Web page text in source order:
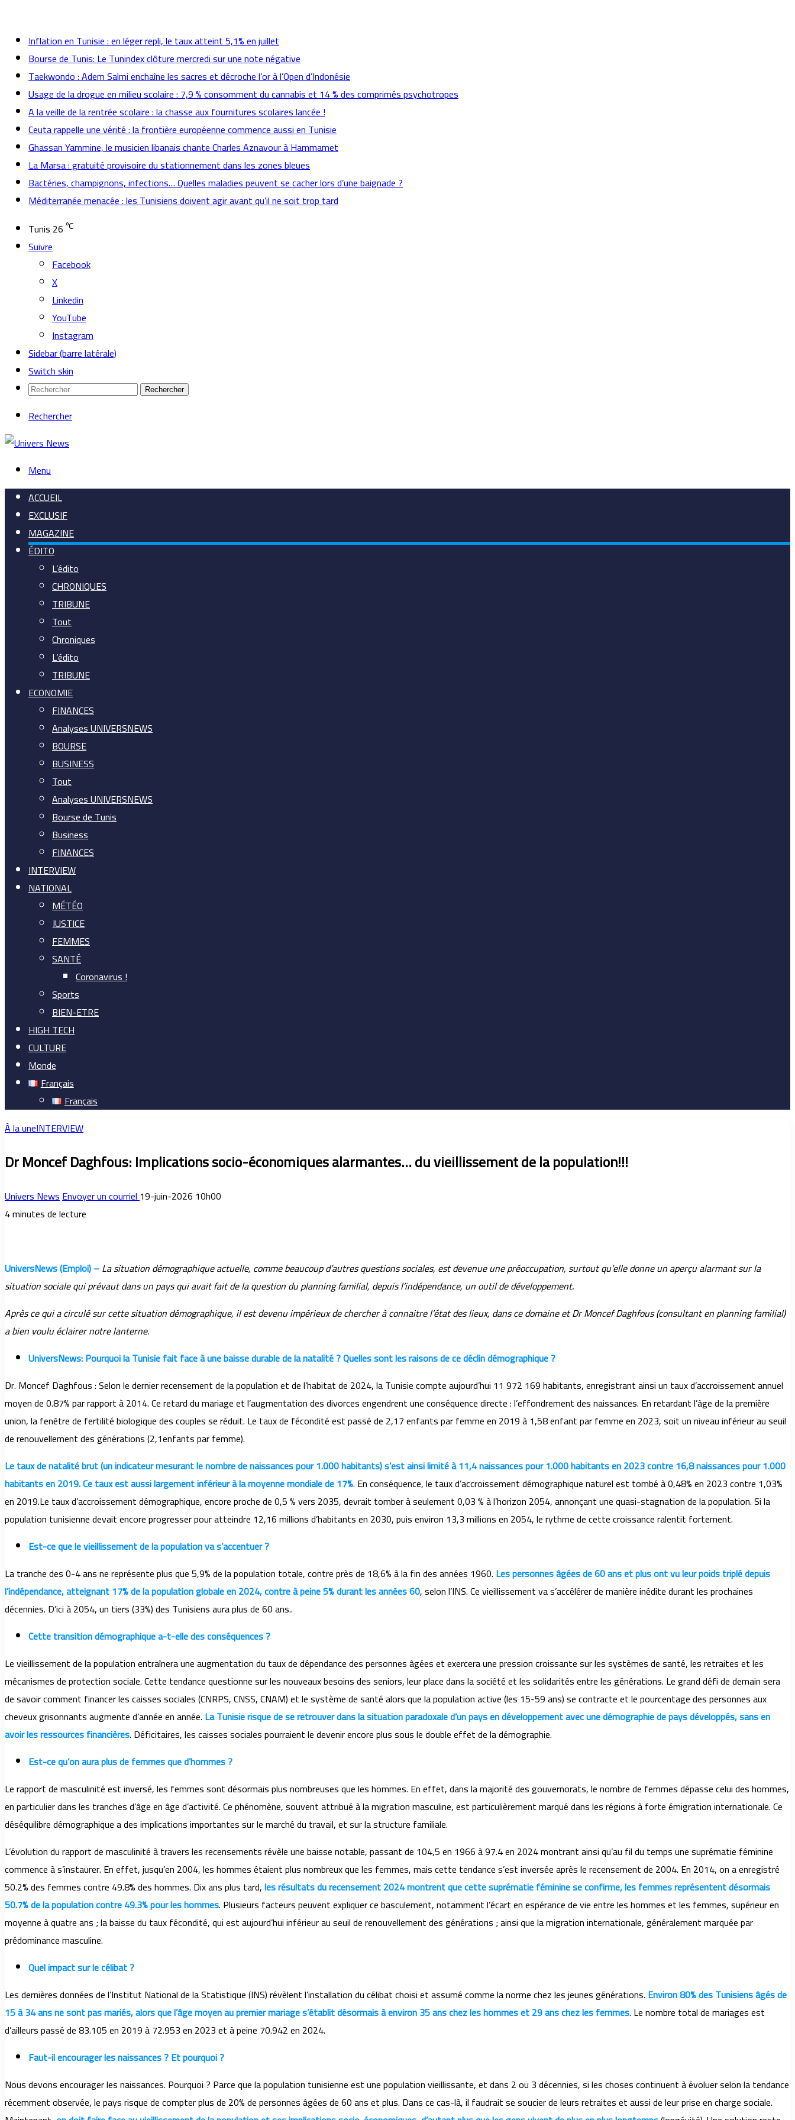
Inflation en Tunisie : en léger repli, le taux atteint 5,1% en juillet
Bourse de Tunis: Le Tunindex clôture mercredi sur une note négative
Taekwondo : Adem Salmi enchaîne les sacres et décroche l’or à l’Open d’Indonésie
Usage de la drogue en milieu scolaire : 7,9 % consomment du cannabis et 14 % des comprimés psychotropes
A la veille de la rentrée scolaire : la chasse aux fournitures scolaires lancée !
Ceuta rappelle une vérité : la frontière européenne commence aussi en Tunisie
Ghassan Yammine, le musicien libanais chante Charles Aznavour à Hammamet
La Marsa : gratuité provisoire du stationnement dans les zones bleues
Bactéries, champignons, infections… Quelles maladies peuvent se cacher lors d’une baignade ?
Méditerranée menacée : les Tunisiens doivent agir avant qu’il ne soit trop tard
Tunis 26 ℃
Suivre
Facebook
X
Linkedin
YouTube
Instagram
Sidebar (barre latérale)
Switch skin
Rechercher
Rechercher
Menu
ACCUEIL
EXCLUSIF
MAGAZINE
ÉDITO
L’édito
CHRONIQUES
TRIBUNE
Tout
Chroniques
L’édito
TRIBUNE
ECONOMIE
FINANCES
Analyses UNIVERSNEWS
BOURSE
BUSINESS
Tout
Analyses UNIVERSNEWS
Bourse de Tunis
Business
FINANCES
INTERVIEW
NATIONAL
MÉTÉO
JUSTICE
FEMMES
SANTÉ
Coronavirus !
Sports
BIEN-ETRE
HIGH TECH
CULTURE
Monde
Français
Français
À la uneINTERVIEW
Dr Moncef Daghfous: Implications socio-économiques alarmantes… du vieillissement de la population!!!
Univers NewsEnvoyer un courriel19-juin-2026 10h00
4 minutes de lecture
UniversNews (Emploi) –La situation démographique actuelle, comme beaucoup d’autres questions sociales, est devenue une préoccupation, surtout qu’elle donne un aperçu alarmant sur la
situation sociale qui prévaut dans un pays qui avait fait de la question du planning familial, depuis l’indépendance, un outil de développement.
Après ce qui a circulé sur cette situation démographique, il est devenu impérieux de chercher à connaitre l’état des lieux, dans ce domaine et Dr Moncef Daghfous (consultant en planning familial)
a bien voulu éclairer notre lanterne.
UniversNews: Pourquoi la Tunisie fait face à une baisse durable de la natalité ? Quelles sont les raisons de ce déclin démographique ?
Dr. Moncef Daghfous : Selon le dernier recensement de la population et de l’habitat de 2024, la Tunisie compte aujourd’hui 11 972 169 habitants, enregistrant ainsi un taux d’accroissement annuel
moyen de 0.87% par rapport à 2014. Ce retard du mariage et l’augmentation des divorces engendrent une conséquence directe : l’effondrement des naissances. En retardant l’âge de la première
union, la fenêtre de fertilité biologique des couples se réduit. Le taux de fécondité est passé de 2,17 enfants par femme en 2019 à 1,58 enfant par femme en 2023, soit un niveau inférieur au seuil
de renouvellement des générations (2,1enfants par femme).
Le taux de natalité brut (un indicateur mesurant le nombre de naissances pour 1.000 habitants) s’est ainsi limité à 11,4 naissances pour 1.000 habitants en 2023 contre 16,8 naissances pour 1.000
habitants en 2019. Ce taux est aussi largement inférieur à la moyenne mondiale de 17%. En conséquence, le taux d’accroissement démographique naturel est tombé à 0,48% en 2023 contre 1,03%
en 2019.Le taux d’accroissement démographique, encore proche de 0,5 % vers 2035, devrait tomber à seulement 0,03 % à l’horizon 2054, annonçant une quasi-stagnation de la population. Si la
population tunisienne devait encore progresser pour atteindre 12,16 millions d’habitants en 2030, puis environ 13,3 millions en 2054, le rythme de cette croissance ralentit fortement.
Est-ce que le vieillissement de la population va s’accentuer ?
La tranche des 0-4 ans ne représente plus que 5,9% de la population totale, contre près de 18,6% à la fin des années 1960. Les personnes âgées de 60 ans et plus ont vu leur poids triplé depuis
l’indépendance, atteignant 17% de la population globale en 2024, contre à peine 5% durant les années 60, selon l’INS. Ce vieillissement va s’accélérer de manière inédite durant les prochaines
décennies. D’ici à 2054, un tiers (33%) des Tunisiens aura plus de 60 ans..
Cette transition démographique a-t-elle des conséquences ?
Le vieillissement de la population entraînera une augmentation du taux de dépendance des personnes âgées et exercera une pression croissante sur les systèmes de santé, les retraites et les
mécanismes de protection sociale. Cette tendance questionne sur les nouveaux besoins des seniors, leur place dans la société et les solidarités entre les générations. Le grand défi de demain sera
de savoir comment financer les caisses sociales (CNRPS, CNSS, CNAM) et le système de santé alors que la population active (les 15-59 ans) se contracte et le pourcentage des personnes aux
cheveux grisonnants augmente d’année en année. La Tunisie risque de se retrouver dans la situation paradoxale d’un pays en développement avec une démographie de pays développés, sans en
avoir les ressources financières. Déficitaires, les caisses sociales pourraient le devenir encore plus sous le double effet de la démographie.
Est-ce qu’on aura plus de femmes que d’hommes ?
Le rapport de masculinité est inversé, les femmes sont désormais plus nombreuses que les hommes. En effet, dans la majorité des gouvernorats, le nombre de femmes dépasse celui des hommes,
en particulier dans les tranches d’âge en âge d’activité. Ce phénomène, souvent attribué à la migration masculine, est particulièrement marqué dans les régions à forte émigration internationale. Ce
déséquilibre démographique a des implications importantes sur le marché du travail, et sur la structure familiale.
L’évolution du rapport de masculinité à travers les recensements révèle une baisse notable, passant de 104,5 en 1966 à 97.4 en 2024 montrant ainsi qu’au fil du temps une suprématie féminine
commence à s’instaurer. En effet, jusqu’en 2004, les hommes étaient plus nombreux que les femmes, mais cette tendance s’est inversée après le recensement de 2004. En 2014, on a enregistré
50.2% des femmes contre 49.8% des hommes. Dix ans plus tard,les résultats du recensement 2024 montrent que cette suprématie féminine se confirme, les femmes représentent désormais
50.7% de la population contre 49.3% pour les hommes. Plusieurs facteurs peuvent expliquer ce basculement, notamment l’écart en espérance de vie entre les hommes et les femmes, supérieur en
moyenne à quatre ans ; la baisse du taux fécondité, qui est aujourd’hui inférieur au seuil de renouvellement des générations ; ainsi que la migration internationale, généralement marquée par
prédominance masculine.
Quel impact sur le célibat ?
Les dernières données de l’Institut National de la Statistique (INS) révèlent l’installation du célibat choisi et assumé comme la norme chez les jeunes générations. Environ 80% des Tunisiens âgés de
15 à 34 ans ne sont pas mariés, alors que l’âge moyen au premier mariage s’établit désormais à environ 35 ans chez les hommes et 29 ans chez les femmes. Le nombre total de mariages est
d’ailleurs passé de 83.105 en 2019 à 72.953 en 2023 et à peine 70.942 en 2024.
Faut-il encourager les naissances ? Et pourquoi ?
Nous devons encourager les naissances. Pourquoi ? Parce que la population tunisienne est une population vieillissante, et dans 2 ou 3 décennies, si les choses continuent à évoluer selon la tendance
récemment observée, le pays risque de compter plus de 20% de personnes âgées de 60 ans et plus. Dans ce cas-là, il faudrait se soucier de leurs retraites et aussi de leur prise en charge sociale.